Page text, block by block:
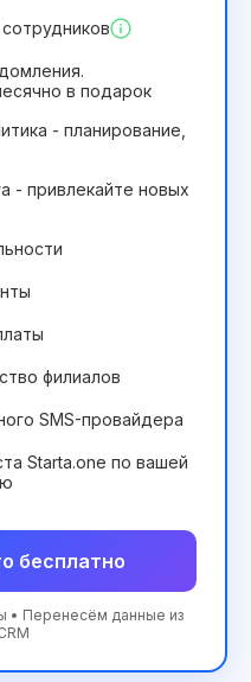
в подарок
- планирование,
- привлекайте новых
филиалов
SMS-провайдера
Starta.one по вашей
бесплатно
• Перенесём данные из